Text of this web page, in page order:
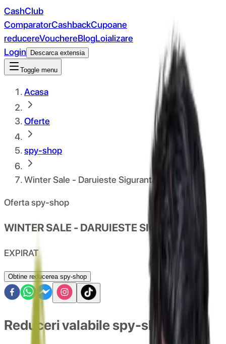
CashClub
ComparatorCashbackCupoane
reducereVouchereBlogLoializare
Login
Descarca extensia
Toggle menu
Acasa
Oferte
spy-shop
Winter Sale - Daruieste Siguranta
Oferta spy-shop
WINTER SALE - DARUIESTE SIGURANTA
EXPIRAT
Obtine reducerea spy-shop
Reduceri valabile spy-shop